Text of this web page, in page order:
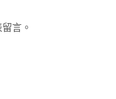
言。